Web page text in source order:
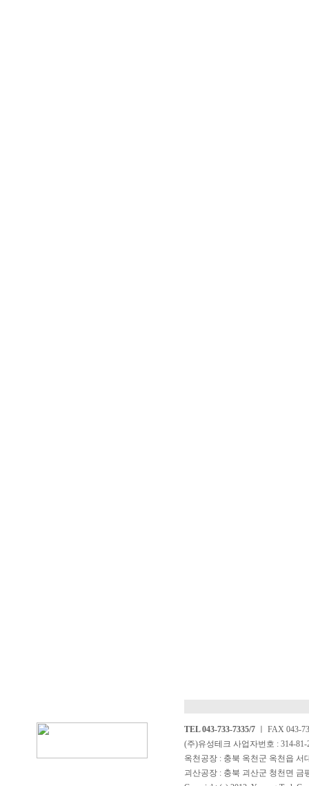
TEL 043-733-7335/7 ㅣ FAX 043-
(주)유성테크 사업자번호 : 314-
옥천공장 : 충북 옥천군 옥천읍 서
괴산공장 : 충북 괴산군 청천면 금